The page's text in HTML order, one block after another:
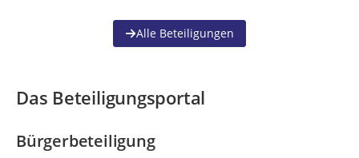
Alle Beteiligungen
Das Beteiligungsportal
Bürgerbeteiligung